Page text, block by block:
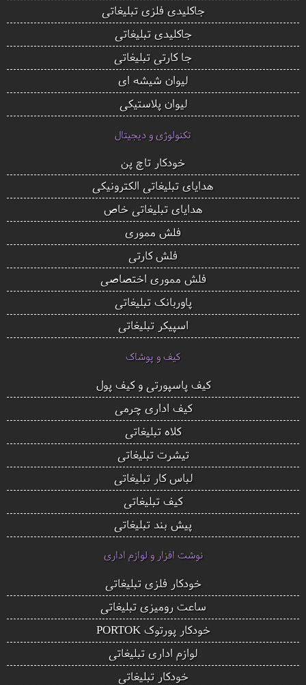
جاکلیدی فلزی تبلیغاتی
جاکلیدی تبلیغاتی
جا کارتی تبلیغاتی
لیوان شیشه ای
لیوان پلاستیکی
تکنولوژی و دیجیتال
خودکار تاچ پن
هدایای تبلیغاتی الکترونیکی
هدایای تبلیغاتی خاص
فلش مموری
فلش کارتی
فلش مموری اختصاصی
پاوربانک تبلیغاتی
اسپیکر تبلیغاتی
کیف و پوشاک
کیف پاسپورتی و کیف پول
کیف اداری چرمی
کلاه تبلیغاتی
تیشرت تبلیغاتی
لباس کار تبلیغاتی
کیف تبلیغاتی
پیش بند تبلیغاتی
نوشت افزار و لوازم اداری
خودکار فلزی تبلیغاتی
ساعت رومیزی تبلیغاتی
خودکار پورتوک PORTOK
لوازم اداری تبلیغاتی
خودکار تبلیغاتی